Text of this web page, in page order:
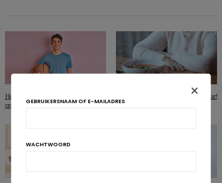
Heeft lichaamsbeweging een invloed
op de bloeddruk van jongeren?
Ondervoeding: een sluipmoordenaar!
×
GEBRUIKERSNAAM OF E-MAILADRES
WACHTWOORD